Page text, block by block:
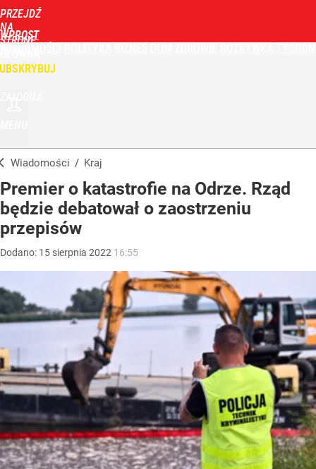
PRZEJDŹ
NA
STRONĘ
WPROST
Wiadomości / Kraj
Premier o katastrofie na Odrze. Rząd
będzie debatował o zaostrzeniu
przepisów
Dodano: 15 sierpnia 2022 16:55